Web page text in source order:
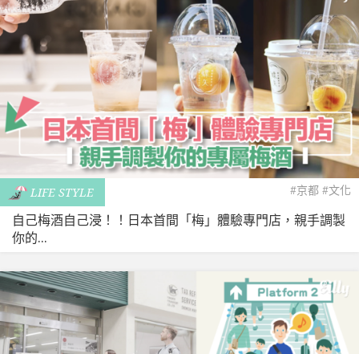
LIFE STYLE #京都 #文化
自己梅酒自己浸！！日本首間「梅」體驗專門店，親手調製
你的...